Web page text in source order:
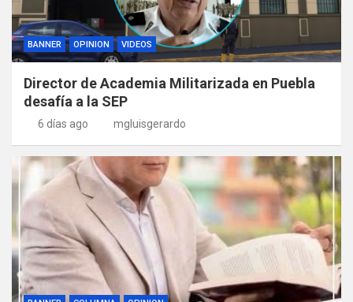
BANNER OPINION VIDEOS
Director de Academia Militarizada en Puebla
desafía a la SEP
6 días ago mgluisgerardo